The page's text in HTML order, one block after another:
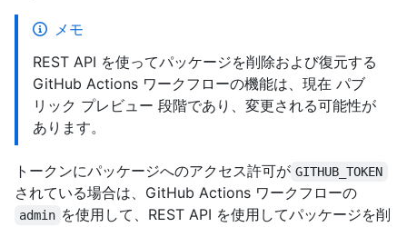
メモ
REST API を使ってパッケージを削除および復元する
GitHub Actions ワークフローの機能は、現在 パブ
リック プレビュー 段階であり、変更される可能性が
あります。
トークンにパッケージへのアクセス許可が GITHUB_TOKEN
されている場合は、GitHub Actions ワークフローの
admin を使用して、REST API を使用してパッケージを削